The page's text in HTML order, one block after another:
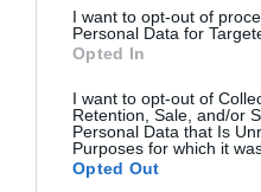
I want to opt-out of
Personal Data for
Opted In
I want to opt-out of
Retention, Sale, and/or
Personal Data that Is
Purposes for which it
Opted Out
07.08.2026 | 20:02
Ο Γιάννης Αλαφούζος
Κωνσταντίνο Ζούλα